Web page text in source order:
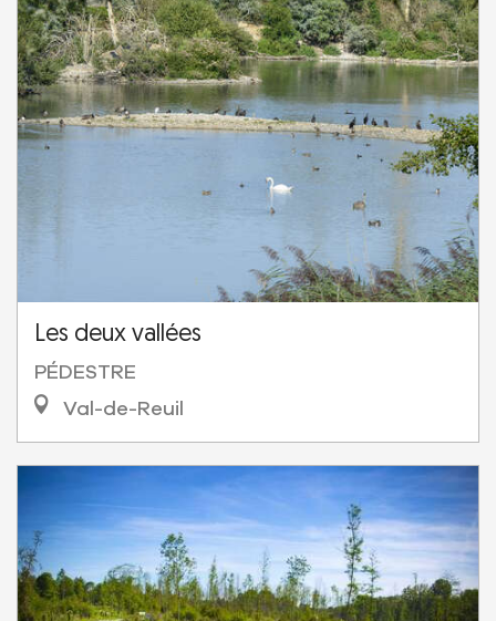
Les deux vallées
PÉDESTRE
Val-de-Reuil